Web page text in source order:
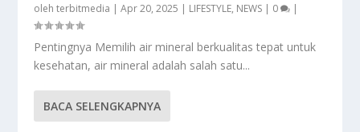
olehterbitmedia |Apr 20, 2025 | LIFESTYLE, NEWS | 0 |
Pentingnya Memilih air mineral berkualitas tepat untuk
kesehatan, air mineral adalah salah satu...
BACA SELENGKAPNYA